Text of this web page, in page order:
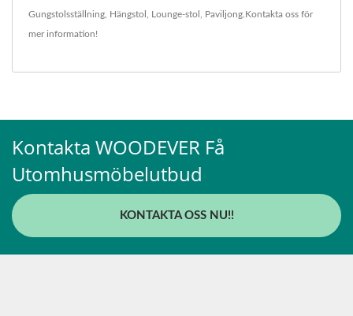
Gungstolsställning Hängstol Lounge-stol Paviljong Kontakta oss för
mer information!
Kontakta WOODEVER Få
Utomhusmöbelutbud
KONTAKTA OSS NU!!